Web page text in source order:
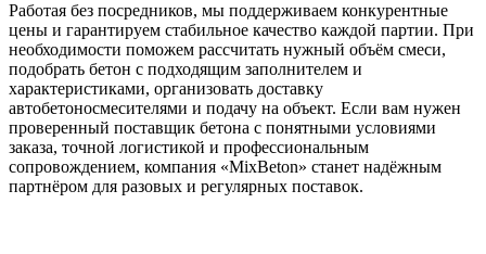
Работая без посредников, мы поддерживаем конкурентные
цены и гарантируем стабильное качество каждой партии. При
необходимости поможем рассчитать нужный объём смеси,
подобрать бетон с подходящим заполнителем и
характеристиками, организовать доставку
автобетоносмесителями и подачу на объект. Если вам нужен
проверенный поставщик бетона с понятными условиями
заказа, точной логистикой и профессиональным
сопровождением, компания «MixBeton» станет надёжным
партнёром для разовых и регулярных поставок.